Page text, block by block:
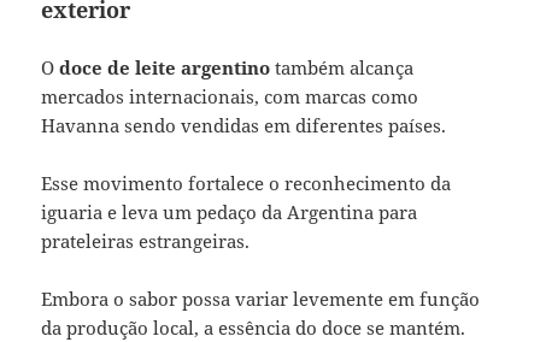
exterior
Odoce de leite argentino também alcança
mercados internacionais, com marcas como
Havanna sendo vendidas em diferentes países.
Esse movimento fortalece o reconhecimento da
iguaria e leva um pedaço da Argentina para
prateleiras estrangeiras.
Embora o sabor possa variar levemente em função
da produção local, a essência do doce se mantém.